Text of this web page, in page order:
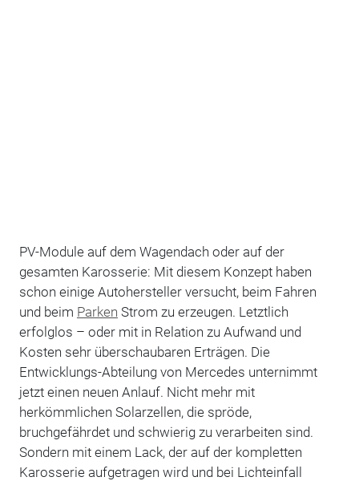
PV-Module auf dem Wagendach oder auf der
gesamten Karosserie: Mit diesem Konzept haben
schon einige Autohersteller versucht, beim Fahren
und beim Parken Strom zu erzeugen. Letztlich
erfolglos – oder mit in Relation zu Aufwand und
Kosten sehr überschaubaren Erträgen. Die
Entwicklungs-Abteilung von Mercedes unternimmt
jetzt einen neuen Anlauf. Nicht mehr mit
herkömmlichen Solarzellen, die spröde,
bruchgefährdet und schwierig zu verarbeiten sind.
Sondern mit einem Lack, der auf der kompletten
Karosserie aufgetragen wird und bei Lichteinfall